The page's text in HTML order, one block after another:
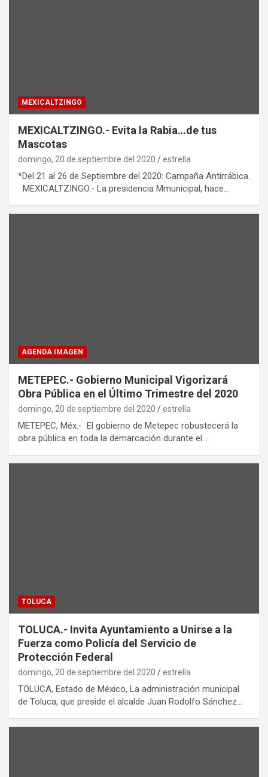
MEXICALTZINGO
MEXICALTZINGO.- Evita la Rabia…de tus
Mascotas
domingo, 20 de septiembre del 2020 estrella
*Del 21 al 26 de Septiembre del 2020: Campaña Antirrábica.
MEXICALTZINGO.- La presidencia Mmunicipal, hace…
AGENDA IMAGEN
METEPEC.- Gobierno Municipal Vigorizará
Obra Pública en el Último Trimestre del 2020
domingo, 20 de septiembre del 2020 estrella
METEPEC, Méx.- El gobierno de Metepec robustecerá la
obra pública en toda la demarcación durante el…
TOLUCA
TOLUCA.- Invita Ayuntamiento a Unirse a la
Fuerza como Policía del Servicio de
Protección Federal
domingo, 20 de septiembre del 2020 estrella
TOLUCA, Estado de México, La administración municipal
de Toluca, que preside el alcalde Juan Rodolfo Sánchez…